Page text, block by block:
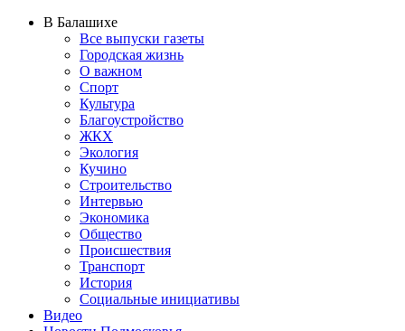
В Балашихе
Все выпуски газеты
Городская жизнь
О важном
Спорт
Культура
Благоустройство
ЖКХ
Экология
Кучино
Строительство
Интервью
Экономика
Общество
Происшествия
Транспорт
История
Социальные инициативы
Видео